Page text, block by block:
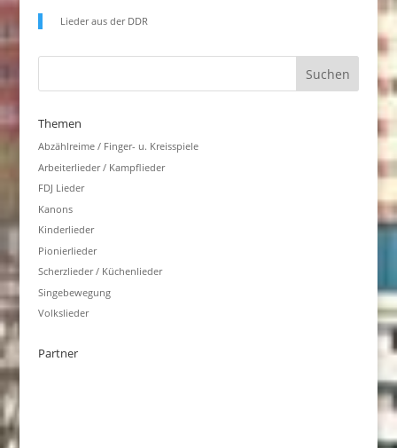
Lieder aus der DDR
Themen
Abzählreime / Finger- u. Kreisspiele
Arbeiterlieder / Kampflieder
FDJ Lieder
Kanons
Kinderlieder
Pionierlieder
Scherzlieder / Küchenlieder
Singebewegung
Volkslieder
Partner